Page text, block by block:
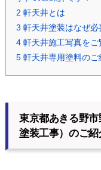
2 軒天井とは
3 軒天井塗装はなぜ必
4軒天井施工写真をご
5軒天井専用塗料のご
東京都あきる野
塗装工事）のご紹